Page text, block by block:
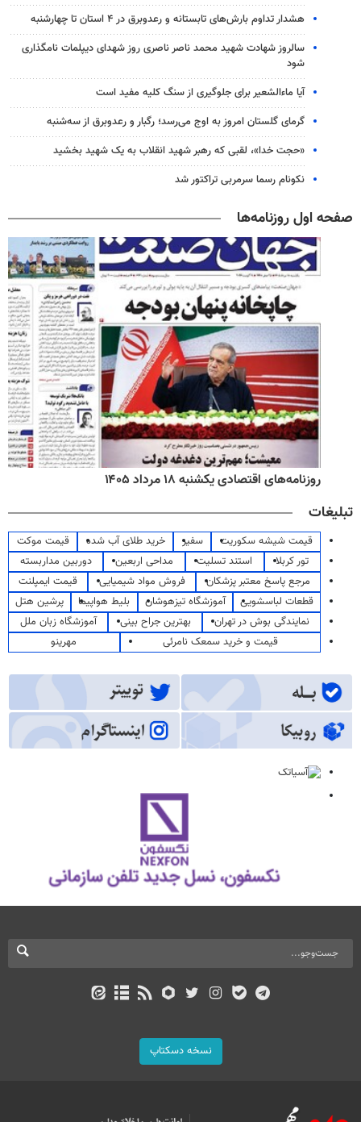
هشدار تداوم بارش‌های تابستانه و رعدوبرق در ۴ استان تا چهارشنبه
سالروز شهادت شهید محمد ناصر ناصری روز شهدای دیپلمات نامگذاری
شود
آیا ماءالشعیر برای جلوگیری از سنگ کلیه مفید است
گرمای گلستان امروز به اوج می‌رسد؛ رگبار و رعدوبرق از سه‌شنبه
«حجت خدا»، لقبی که رهبر شهید انقلاب به یک شهید بخشید
نکونام رسما سرمربی تراکتور شد
صفحه اول روزنامه‌ها
روزنامه‌های اقتصادی یکشنبه ۱۸ مرداد ۱۴۰۵
تبلیغات
قیمت شیشه سکوریت سفیر خرید طلای آب شده
قیمت موکت
تور کربلا
استند تسلیت مداحی اربعین
دوربین مداربسته
مرجع پاسخ معتبر پزشکان
فروش مواد شیمیایی
قیمت ایمپلنت
قطعات لباسشویی
آموزشگاه تیزهوشان بلیط هواپیما
پرشین هتل
نمایندگی بوش در تهران
بهترین جراح بینی
آموزشگاه زبان ملل
قیمت و خرید سمعک نامرئی
مهرینو
نسخه دسکتاپ